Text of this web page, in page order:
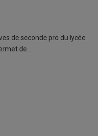
de seconde pro du lycée
de…